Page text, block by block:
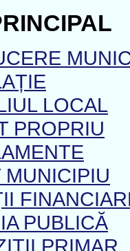
LOCAL
PROPRIU
MUNICIPIU
PUBLICĂ
PRIMAR